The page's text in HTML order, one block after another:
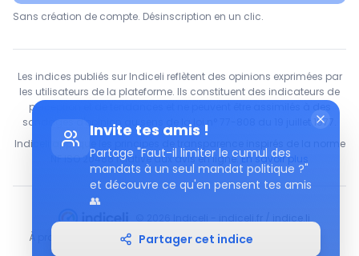
Invite tes amis !
Partage "Faut-il limiter le cumul des
mandats à un seul mandat politique ?"
et découvre ce qu'en pensent tes amis
👥
Partager cet indice
Sans création de compte. Désinscription en un clic.
Les indices publiés sur Indiceli reflètent des opinions exprimées par
les utilisateurs de la plateforme. Ils constituent des indicateurs de
perception et de tendances et ne peuvent être assimilés à des
sondages d'opinion au sens de la loi n° 77-808 du 19 juillet 1977.
Indiceli applique les principes de transparence inspirés de la norme
NF ISO 20488 relative aux avis en ligne. En savoir plus
À propos
ContactMentions légales